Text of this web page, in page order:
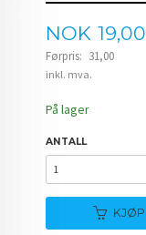
Tilbud
NOK 19,00
Førpris: 31,00
Rabatt
inkl. mva.
På lager
ANTALL
KJØP